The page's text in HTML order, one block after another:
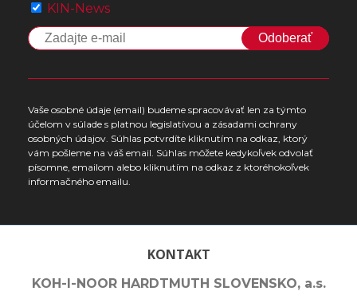
KIN-News
Odoberať
Vaše osobné údaje (email) budeme spracovávať len za týmto
účelom v súlade s platnou legislatívou a zásadami ochrany
osobných údajov. Súhlas potvrdíte kliknutím na odkaz, ktorý
vám pošleme na váš email. Súhlas môžete kedykoľvek odvolať
písomne, emailom alebo kliknutím na odkaz z ktoréhokoľvek
informačného emailu.
KONTAKT
KOH-I-NOOR HARDTMUTH SLOVENSKO, a.s.